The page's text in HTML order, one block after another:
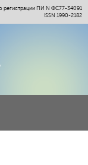
регистрации ПИ N ФС77-34091
ISSN 1990-2182